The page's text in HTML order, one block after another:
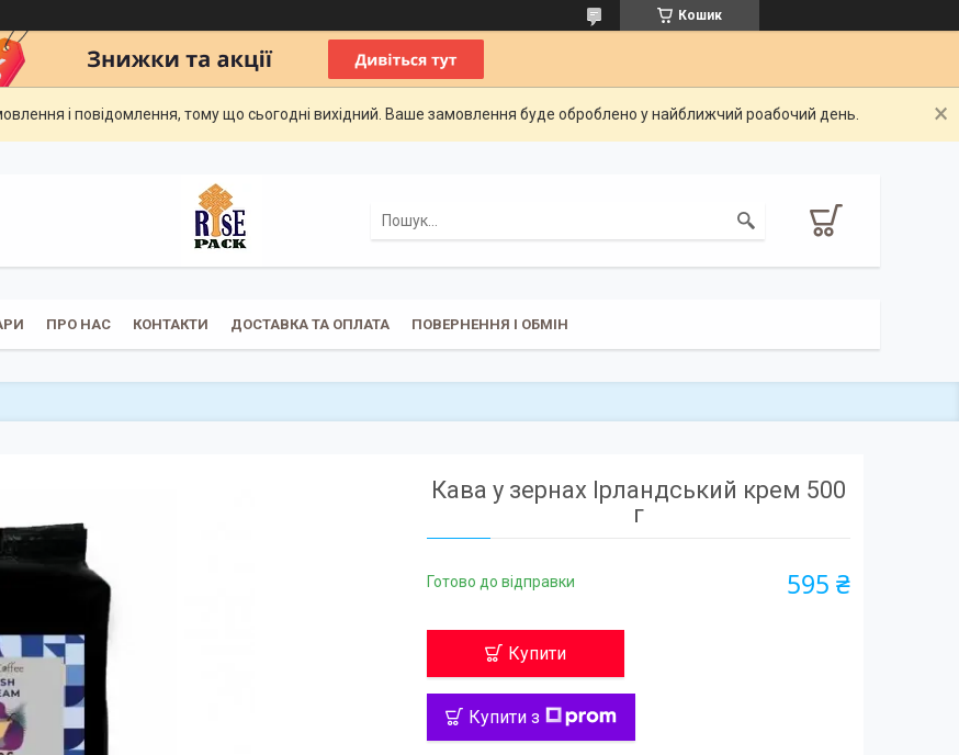
Кошик
і повідомлення, тому що сьогодні вихідний. Ваше замовлення буде оброблено у найближчий роабочий день.
ПРО НАС КОНТАКТИ ДОСТАВКА ТА ОПЛАТА ПОВЕРНЕННЯ І ОБМІН
Кава у зернах Ірландський крем 500
г
Готово до відправки 595 ₴
Купити
Купити з